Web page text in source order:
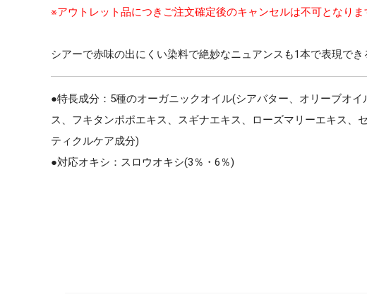
※アウトレット品につきご注文確定後のキャンセルは不可となり
シアーで赤味の出にくい染料で絶妙なニュアンスも1本で表現でき
●特長成分：5種のオーガニックオイル(シアバター、オリーブオ
ス、フキタンポポエキス、スギナエキス、ローズマリーエキス、
ティクルケア成分)
●対応オキシ：スロウオキシ(3％・6％)